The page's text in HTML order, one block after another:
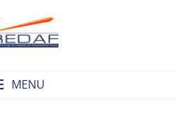
MENU